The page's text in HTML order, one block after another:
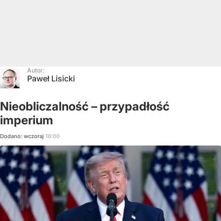
Autor:
Paweł Lisicki
Nieobliczalność – przypadłość
imperium
Dodano: wczoraj 16:00